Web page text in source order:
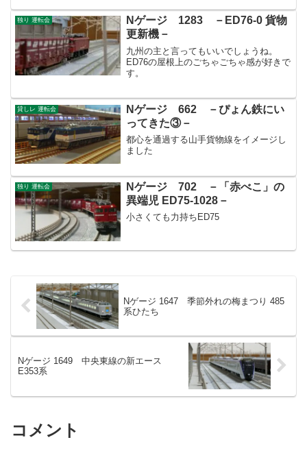
独り 運転会
Nゲージ 1283 －ED76-0 貨物
更新機－
九州の主と言ってもいいでしょうね。
ED76の屋根上のごちゃごちゃ感が好きで
す。
貸しレ 運転会
Nゲージ 662 －ぴょん鉄にい
ってきた③－
都心を通過する山手貨物線をイメージし
ました
独り 運転会
Nゲージ 702 －「赤べこ」の
異端児 ED75-1028－
小さくても力持ちED75
Nゲージ 1647 季節外れの梅まつり 485
系ひたち
Nゲージ 1649 中央東線の新エース
E353系
コメント